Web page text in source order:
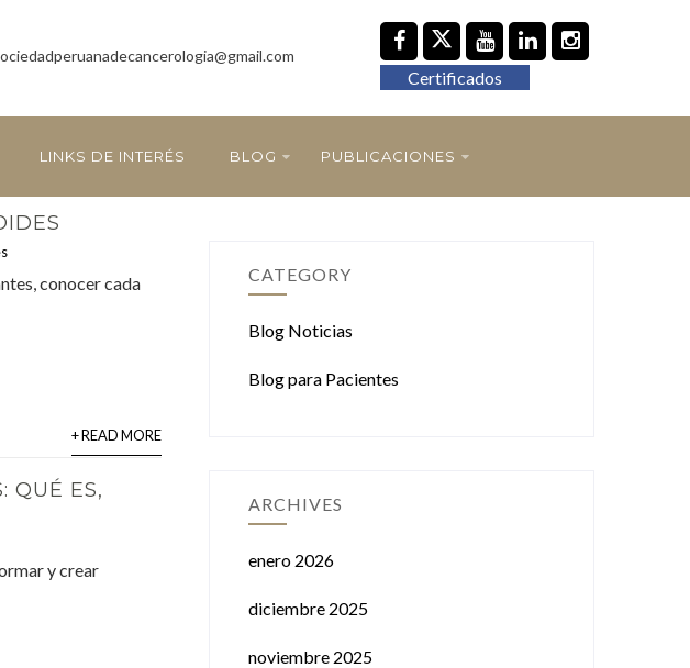
Certificados
LINKS DE INTERÉS BLOG PUBLICACIONES
conocer cada
+ READ MORE
QUÉ ES,
y crear
CATEGORY
Blog Noticias
Blog para Pacientes
ARCHIVES
enero 2026
diciembre 2025
noviembre 2025